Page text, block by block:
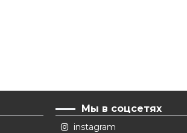
Мы в соцсетях
instagram